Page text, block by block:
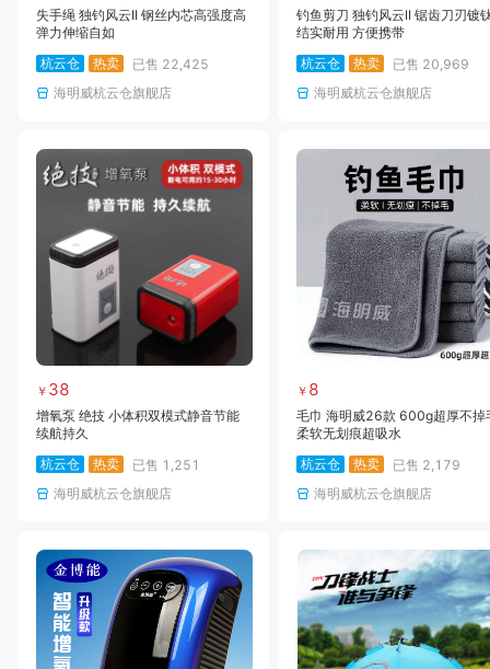
失手绳 独钓风云II 钢丝内芯高强度高
弹力伸缩自如
杭云仓
热卖 已售 22,425
海明威杭云仓旗舰店
钓鱼剪刀 独钓风云II 锯齿刀刃镀
结实耐用 方便携带
杭云仓
热卖 已售 20,969
海明威杭云仓旗舰店
￥ 38
增氧泵 绝技 小体积双模式静音节能
续航持久
杭云仓
热卖 已售 1,251
海明威杭云仓旗舰店
￥ 8
毛巾 海明威26款 600g超厚不掉
柔软无划痕超吸水
杭云仓
热卖 已售 2,179
海明威杭云仓旗舰店